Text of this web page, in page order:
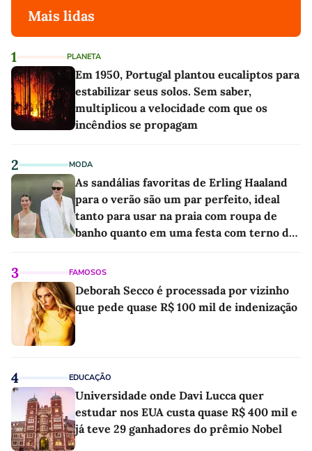
Mais lidas
1 PLANETA
Em 1950, Portugal plantou eucaliptos para
estabilizar seus solos. Sem saber,
multiplicou a velocidade com que os
incêndios se propagam
2 MODA
As sandálias favoritas de Erling Haaland
para o verão são um par perfeito, ideal
tanto para usar na praia com roupa de
banho quanto em uma festa com terno de
3 FAMOSOS
Deborah Secco é processada por vizinho
que pede quase R$ 100 mil de indenização
4 EDUCAÇÃO
Universidade onde Davi Lucca quer
estudar nos EUA custa quase R$ 400 mil e
já teve 29 ganhadores do prêmio Nobel